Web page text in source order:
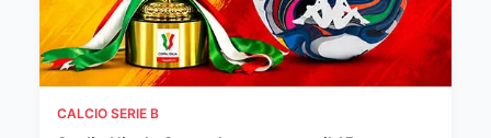
CALCIO SERIE B